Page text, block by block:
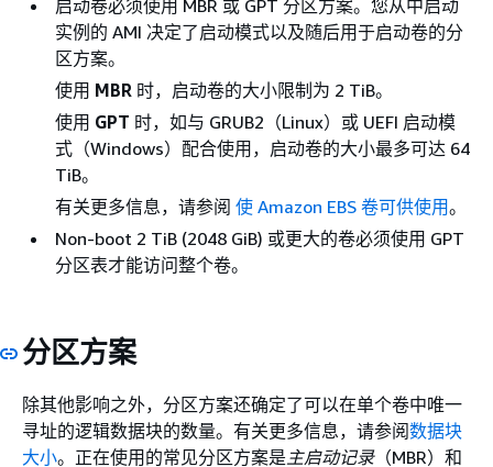
启动卷必须使用 MBR 或 GPT 分区方案。您从中启动
实例的 AMI 决定了启动模式以及随后用于启动卷的分
区方案。
使用 MBR 时，启动卷的大小限制为 2 TiB。
使用 GPT 时，如与 GRUB2（Linux）或 UEFI 启动模
式（Windows）配合使用，启动卷的大小最多可达 64
TiB。
有关更多信息，请参阅 使 Amazon EBS 卷可供使用。
Non-boot 2 TiB (2048 GiB) 或更大的卷必须使用 GPT
分区表才能访问整个卷。
分区方案
除其他影响之外，分区方案还确定了可以在单个卷中唯一
寻址的逻辑数据块的数量。有关更多信息，请参阅数据块
大小。正在使用的常见分区方案是 主启动记录（MBR）和